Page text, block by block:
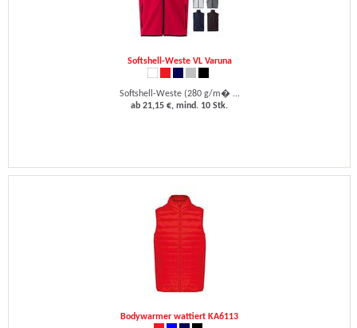
Softshell-Weste VL Varuna
Softshell-Weste (280 g/m� ...
ab 21,15 €, mind. 10 Stk.
Bodywarmer wattiert KA6113